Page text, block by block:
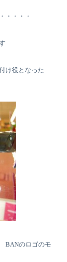
・・・・
け役となった
BANのロゴのモ